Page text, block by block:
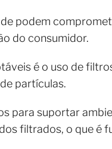
podem
do consumidor.
é o uso de
partículas.
para suportar
filtrados, o que é